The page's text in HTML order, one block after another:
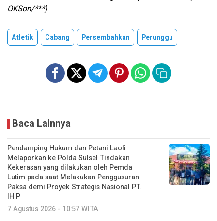
OKSon/***)
Atletik Cabang Persembahkan Perunggu
Baca Lainnya
Pendamping Hukum dan Petani Laoli
Melaporkan ke Polda Sulsel Tindakan
Kekerasan yang dilakukan oleh Pemda
Lutim pada saat Melakukan Penggusuran
Paksa demi Proyek Strategis Nasional PT.
IHIP
7 Agustus 2026 - 10:57 WITA